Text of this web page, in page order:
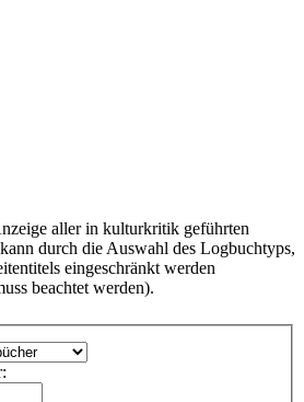
aller in kulturkritik geführten
durch die Auswahl des Logbuchtyps,
eingeschränkt werden
beachtet werden).